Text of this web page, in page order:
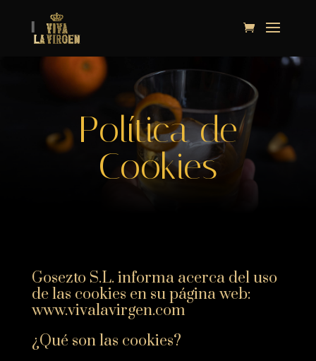
Política de
Cookies
Gosezto S.L. informa acerca del uso
de las cookies en su página web:
www.vivalavirgen.com
¿Qué son las cookies?